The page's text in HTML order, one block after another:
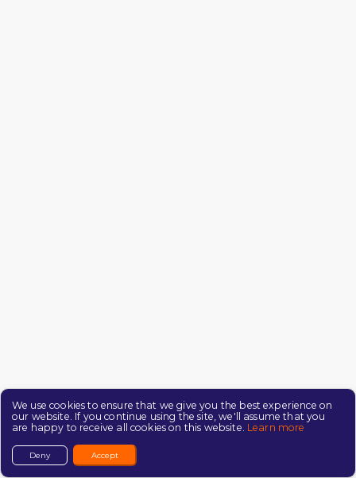
We use cookies to ensure that we give you the best experience on
our website. If you continue using the site, we'll assume that you
are happy to receive all cookies on this website. Learn more
Deny Accept